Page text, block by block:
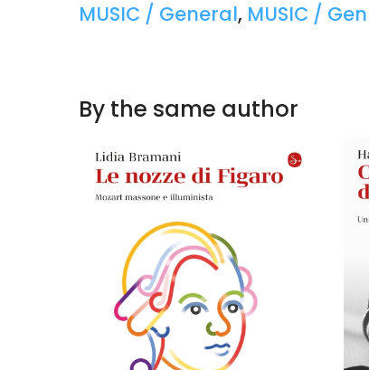
Tags:
MUSIC / General, MUSIC /
By the same author